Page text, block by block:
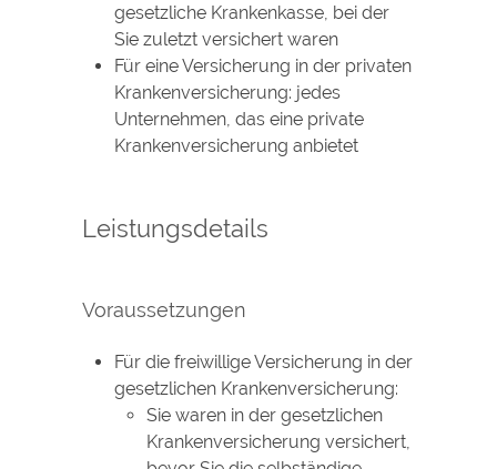
gesetzliche Krankenkasse, bei der
Sie zuletzt versichert waren
Für eine Versicherung in der privaten
Krankenversicherung: jedes
Unternehmen, das eine private
Krankenversicherung anbietet
Leistungsdetails
Voraussetzungen
Für die freiwillige Versicherung in der
gesetzlichen Krankenversicherung:
Sie waren in der gesetzlichen
Krankenversicherung versichert,